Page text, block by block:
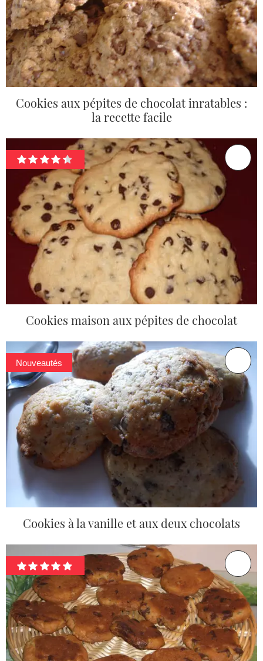
Cookies aux pépites de chocolat inratables :
la recette facile
Cookies maison aux pépites de chocolat
Nouveautés
Cookies à la vanille et aux deux chocolats